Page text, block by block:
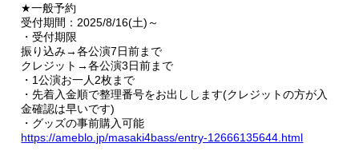
★一般予約
受付期間：2025/8/16(土)～
・受付期限
振り込み→各公演7日前まで
クレジット→各公演3日前まで
・1公演お一人2枚まで
・先着入金順で整理番号をお出しします(クレジットの方が入
金確認は早いです)
・グッズの事前購入可能
https://ameblo.jp/masaki4bass/entry-12666135644.html